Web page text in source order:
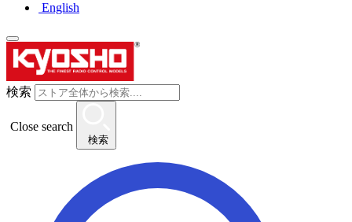
English
検索
Close search
検索